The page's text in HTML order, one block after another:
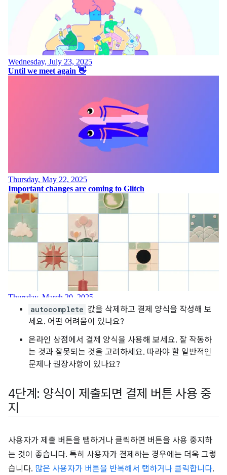
autocomplete 값을 삭제하고 결제 양식을 작성해 보
세요. 어떤 어려움이 있나요?
온라인 상점에서 결제 양식을 사용해 보세요. 잘 작동하
는 것과 잘못되는 것을 고려하세요. 따라야 할 일반적인
문제나 권장사항이 있나요?
4단계: 양식이 제출되면 결제 버튼 사용 중
지
사용자가 제출 버튼을 탭하거나 클릭하면 버튼을 사용 중지하
는 것이 좋습니다. 특히 사용자가 결제하는 경우에는 더욱 그렇
습니다. 많은 사용자가 버튼을 반복해서 탭하거나 클릭합니다.